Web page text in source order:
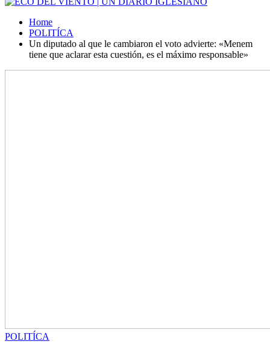
Home
POLITÍCA
Un diputado al que le cambiaron el voto advierte: «Menem
tiene que aclarar esta cuestión, es el máximo responsable»
POLITÍCA